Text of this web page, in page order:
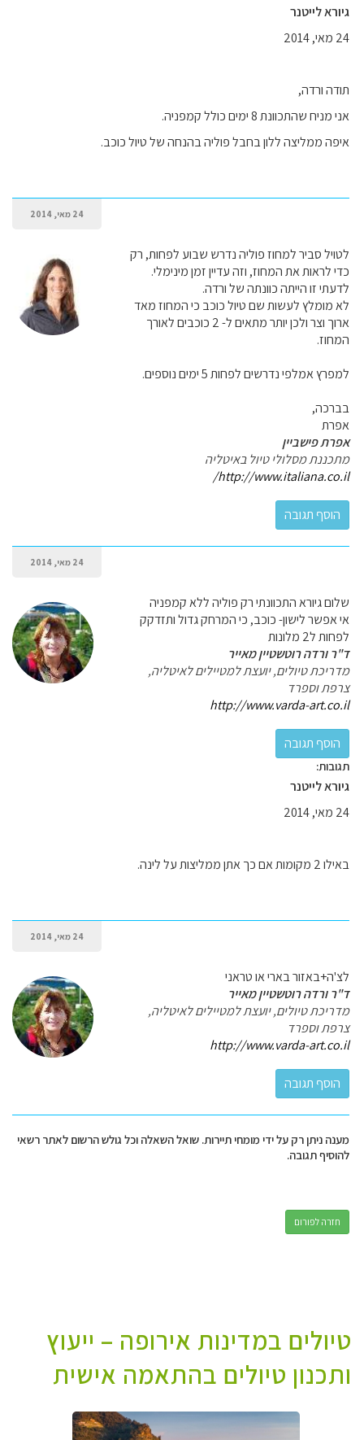
גיורא לייטנר
24 מאי, 2014
תודה ורדה,
אני מניח שהתכוונת 8 ימים כולל קמפניה.
איפה ממליצה ללון בחבל פוליה בהנחה של טיול כוכב.
24 מאי, 2014
לטויל סביר למחוז פוליה נדרש שבוע לפחות, רק
כדי לראות את המחוז, וזה עדיין זמן מינימלי.
לדעתי זו הייתה כוונתה של ורדה.
לא מומלץ לעשות שם טיול כוכב כי המחוז מאד
ארוך וצר ולכן יותר מתאים ל- 2 כוכבים לאורך
המחוז.
למפרץ אמלפי נדרשים לפחות 5 ימים נוספים.
בברכה,
אפרת
אפרת פישביין
מתכננת מסלולי טיול באיטליה
http://www.italiana.co.il/
24 מאי, 2014
שלום גיורא התכוונתי רק פוליה ללא קמפניה
אי אפשר לישון- כוכב, כי המרחק גדול ותזדקק
לפחות ל2 מלונות
ד"ר ורדה רוטשטיין מאייר
מדריכת טיולים, יועצת למטיילים לאיטליה,
צרפת וספרד
http://www.varda-art.co.il
תגובות:
גיורא לייטנר
24 מאי, 2014
באילו 2 מקומות אם כך אתן ממליצות על לינה.
24 מאי, 2014
לצ'ה+באזור בארי או טראני
ד"ר ורדה רוטשטיין מאייר
מדריכת טיולים, יועצת למטיילים לאיטליה,
צרפת וספרד
http://www.varda-art.co.il
מענה ניתן רק על ידי מומחי תיירות. שואל השאלה וכל גולש הרשום לאתר רשאי
להוסיף תגובה.
חזרה לפורום
טיולים במדינות אירופה – ייעוץ
ותכנון טיולים בהתאמה אישית